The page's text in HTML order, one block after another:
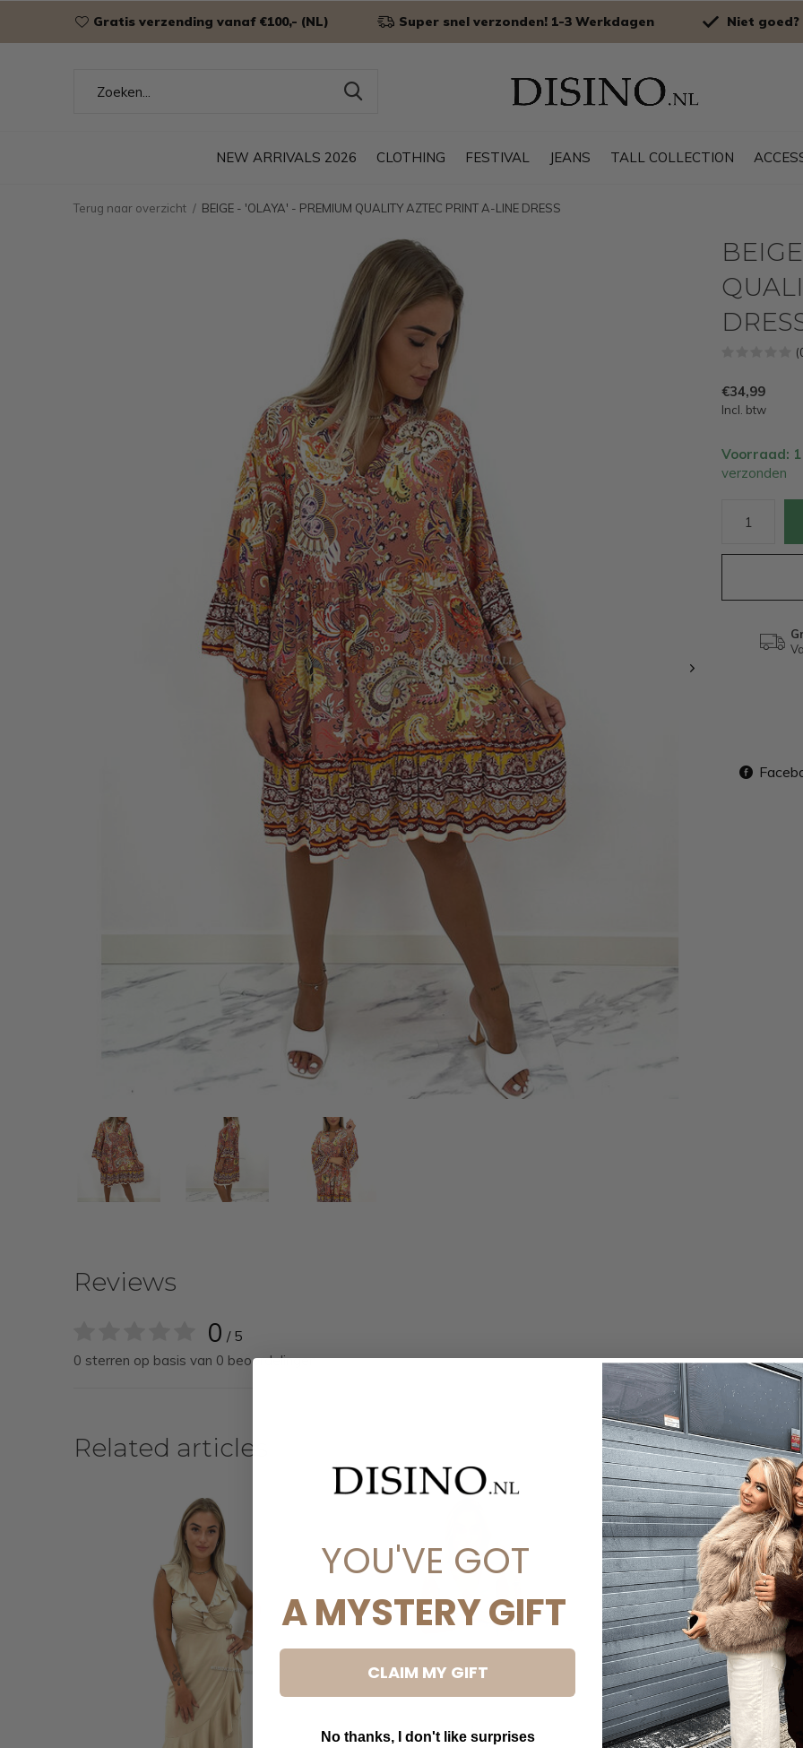
NEW ARRIVALS 2026 CLOTHING FESTIVAL JEANS TALL COLLECTION
Gratis verzending vanaf €100,- (NL) Super snel verzonden! 1-3 Werkdagen Niet
Terug naar overzicht BEIGE - 'OLAYA' - PREMIUM QUALITY AZTEC PRINT A-LINE DRESS
€34,99
Incl. btw
Voorraad:
verzonden
Reviews
0 / 5
0 sterren op basis van 0 beoordelingen
Related articles
YOU'VE GOT
A MYSTERY GIFT
CLAIM MY GIFT
No thanks, I don't like surprises